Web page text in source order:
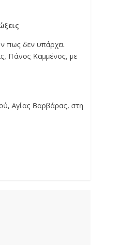
πως δεν υπάρχει
Πάνος Καμμένος, με
Αγίας Βαρβάρας, στη